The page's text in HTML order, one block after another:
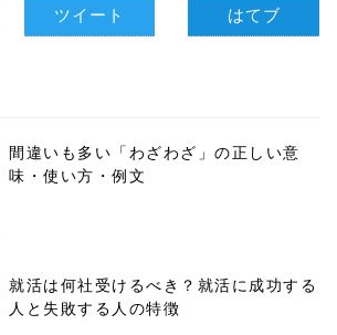
ツイート はてブ
間違いも多い「わざわざ」の正しい意
味・使い方・例文
就活は何社受けるべき？就活に成功する
人と失敗する人の特徴